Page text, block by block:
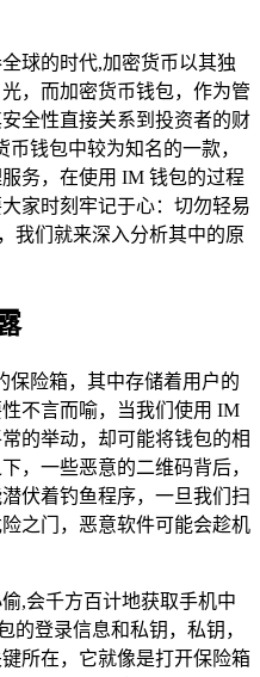
球的时代,加密货币以其独
，而加密货币钱包，作为管
全性直接关系到投资者的财
钱包中较为知名的一款，
务，在使用 IM 钱包的过程
家时刻牢记于心：切勿轻易
我们就来深入分析其中的原
保险箱，其中存储着用户的
不言而喻，当我们使用 IM
的举动，却可能将钱包的相
，一些恶意的二维码背后，
伏着钓鱼程序，一旦我们扫
之门，恶意软件可能会趁机
,会千方百计地获取手机中
的登录信息和私钥，私钥，
所在，它就像是打开保险箱